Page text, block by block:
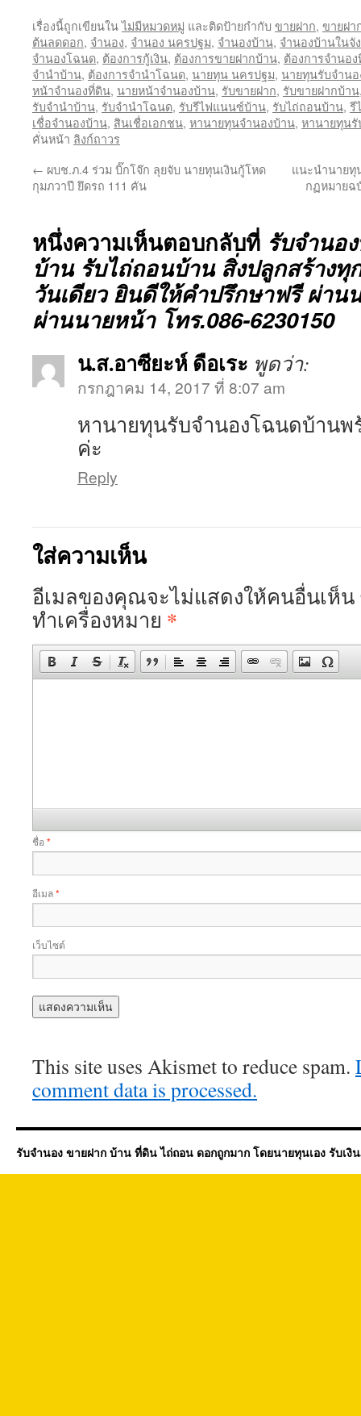
เรื่องนี้ถูกเขียนในไม่มีหมวดหมู่ และติดป้ายกำกับ ขายฝาก, ขายฝา
ต้นลดดอก, จำนอง, จำนอง นครปฐม, จำนองบ้าน, จำนองบ้านในจั
จำนองโฉนด, ต้องการกู้เงิน, ต้องการขายฝากบ้าน, ต้องการจำนอ
จำนำบ้าน, ต้องการจำนำโฉนด, นายทุน นครปฐม, นายทุนรับจำน
หน้าจำนองที่ดิน, นายหน้าจำนองบ้าน, รับขายฝาก, รับขายฝากบ้าน
รับจำนำบ้าน, รับจำนำโฉนด, รับรีไฟแนนซ์บ้าน, รับไถ่ถอนบ้าน, รี
เชื่อจำนองบ้าน, สินเชื่อเอกชน, หานายทุนจำนองบ้าน, หานายทุน
คั่นหน้า ลิงก์ถาวร
← ผบช.ภ.4 ร่วม บิ๊กโจ๊ก ลุยจับ นายทุนเงินกู้โหด
กุมภวาปี ยึดรถ 111 คัน
แนะนำนายทุ
กฏหมายฉ
หนึ่งความเห็นตอบกลับที่ รับจำนอ
บ้าน รับไถ่ถอนบ้าน สิ่งปลูกสร้าง
วันเดียว ยินดีให้คำปรึกษาฟรี ผ่าน
ผ่านนายหน้า โทร.086-6230150
น.ส.อาซียะห์ ดือเระ พูดว่า:
กรกฎาคม 14, 2017 ที่ 8:07 am
หานายทุนรับจำนองโฉนดบ้าน
ค่ะ
Reply
ใส่ความเห็น
อีเมลของคุณจะไม่แสดงให้คนอื่นเห็น
ทำเครื่องหมาย *
ชื่อ *
อีเมล*
เว็บไซต์
This site uses Akismet to reduce spam.
comment data is processed.
รับจำนอง ขายฝาก บ้าน ที่ดิน ไถ่ถอน ดอกถูกมาก โดยนายทุนเอง รับเงิ